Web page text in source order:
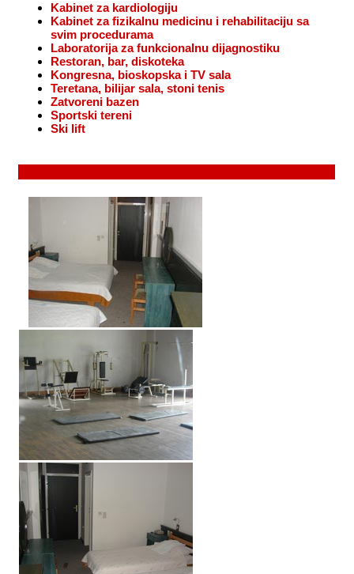
Kabinet za kardiologiju
Kabinet za fizikalnu medicinu i rehabilitaciju sa
svim procedurama
Laboratorija za funkcionalnu dijagnostiku
Restoran, bar, diskoteka
Kongresna, bioskopska i TV sala
Teretana, bilijar sala, stoni tenis
Zatvoreni bazen
Sportski tereni
Ski lift